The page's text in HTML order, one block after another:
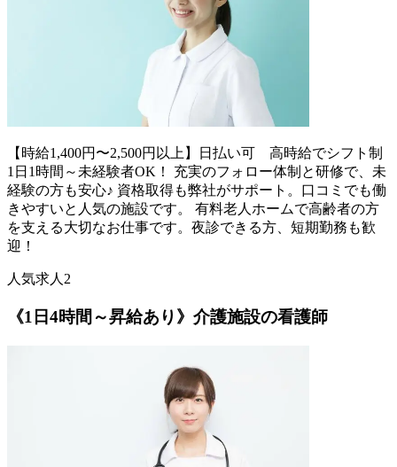
【時給1,400円〜2,500円以上】日払い可 高時給でシフト制
1日1時間～未経験者OK！ 充実のフォロー体制と研修で、未
経験の方も安心♪ 資格取得も弊社がサポート。口コミでも働
きやすいと人気の施設です。 有料老人ホームで高齢者の方
を支える大切なお仕事です。夜診できる方、短期勤務も歓
迎！
人気求人2
《1日4時間～昇給あり》介護施設の看護師